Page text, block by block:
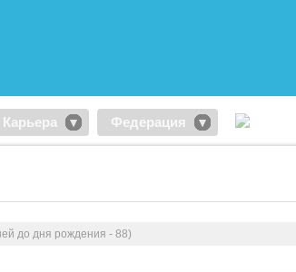
Карьера Федерация
до дня рождения - 88)